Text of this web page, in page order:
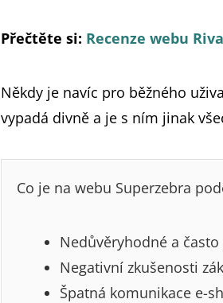
Přečtěte si: Recenze webu
Někdy je navíc pro běžného
vypadá divně a je s ním jinak
Co je na webu Superzebra
Nedůvěryhodné a
Negativní zkušenosti
Špatná komunikace e-